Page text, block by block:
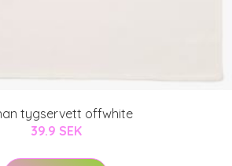
tygservett offwhite
39.9 SEK